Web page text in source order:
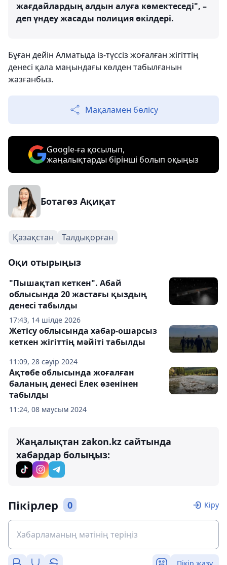
жағдайлардың алдын алуға көмектеседі", –
деп үндеу жасады полиция өкілдері.
Бұған дейін Алматыда із-түссіз жоғалған жігіттің
денесі қала маңындағы көлден табылғанын
жазғанбыз.
Мақаламен бөлісу
Google-ға қосылып,
жаңалықтарды бірінші болып оқыңыз
Ботагөз Ақиқат
Қазақстан Талдықорған
Оқи отырыңыз
17:43, 14 шілде 2026
"Пышақтап кеткен". Абай
облысында 20 жастағы қыздың
денесі табылды
11:09, 28 сәуір 2024
Жетісу облысында хабар-ошарсыз
кеткен жігіттің мәйіті табылды
11:24, 08 маусым 2024
Ақтөбе облысында жоғалған
баланың денесі Елек өзенінен
табылды
Жаңалықтан zakon.kz сайтында
хабардар болыңыз:
Пікірлер 0 Кіру